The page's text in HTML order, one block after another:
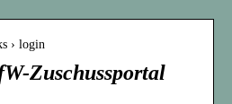
› login
Zuschussportal